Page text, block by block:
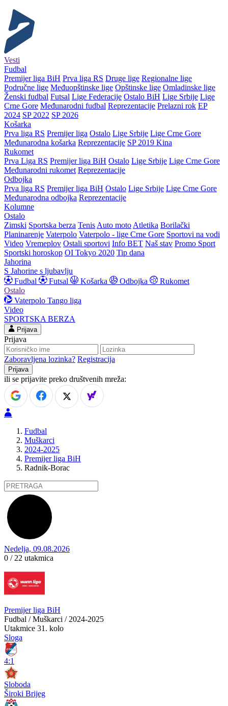
Vesti
Fudbal
Premijer liga BiH Prva liga RS Druge lige Regionalne lige
Područne lige Međuopštinske lige Opštinske lige Omladinske lige
Ženski fudbal Futsal Lige Federacije Ostalo BiH Lige Srbije Lige
Crne Gore Međunarodni fudbal Reprezentacije Prelazni rok EP
2024 SP 2022 SP 2026
Košarka
Prva liga RS Premijer liga Ostalo Lige Srbije Lige Crne Gore
Međunarodna košarka Reprezentacije SP 2019 Kina
Rukomet
Prva Liga RS Premijer liga BiH Ostalo Lige Srbije Lige Crne Gore
Međunarodni rukomet Reprezentacije
Odbojka
Prva liga RS Premijer liga BiH Ostalo Lige Srbije Lige Crne Gore
Međunarodna odbojka Reprezentacije
Kolumne
Ostalo
Zimski Sportska berza Tenis Auto moto Atletika Borilački
Planinarenje Vaterpolo Vaterpolo - lige Crne Gore Sportovi na vodi
Video Vremeplov Ostali sportovi Info BET Naš stav Promo Sport
Sportski horoskop OI Tokyo 2020 Tip dana
Jahorina
S Jahorine s ljubavlju
Fudbal
Futsal Košarka Odbojka
Rukomet
Ostalo
Vaterpolo Tango liga
Video
SPORTSKA BERZA
Prijava
Prijava
Zaboravljena lozinka? Registracija
ili se prijavite preko društvenih mreža:
Fudbal
Muškarci
2024-2025
Premijer liga BiH
Radnik-Borac
Nedelja, 09.08.2026
0 / 22 utakmica
Premijer liga BiH
Fudbal / Muškarci / 2024-2025
Utakmice 31. kolo
Sloga
4:1
Sloboda
Široki Brijeg